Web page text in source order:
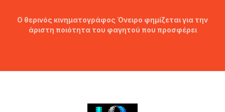
Ο θερινός κινηματογράφος Όνειρο φημίζεται για την
άριστη ποιότητα του φαγητού που προσφέρει